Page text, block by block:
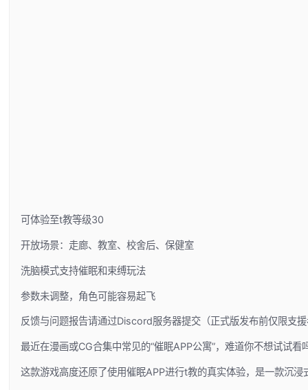
可体验至t教等级30
开放场景：走廊、教室、校舍后、保健室
洗脑模式支持催眠和束缚玩法
参数未调整，角色可能容易起飞
反馈与问题报告请通过Discord服务器提交（正式版发布前仅限支
最近在漫画或CG合集中常见的“催眠APP公寓”，难道你不想试试看
这款游戏高度还原了使用催眠APP进行t教的真实体验，是一款沉